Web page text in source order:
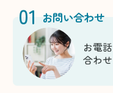
01 お問い合わせ
お電
合わ